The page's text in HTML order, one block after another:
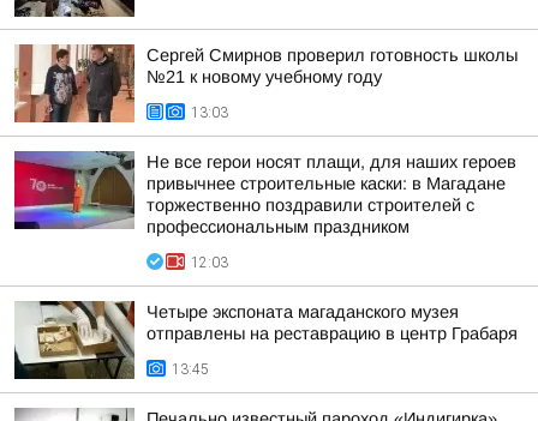
Сергей Смирнов проверил готовность школы
№21 к новому учебному году
13:03
Не все герои носят плащи, для наших героев
привычнее строительные каски: в Магадане
торжественно поздравили строителей с
профессиональным праздником
12:03
Четыре экспоната магаданского музея
отправлены на реставрацию в центр Грабаря
13:45